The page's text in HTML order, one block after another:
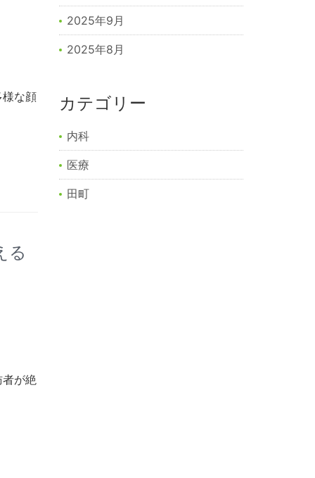
な顔
る
が絶
2025年9月
2025年8月
カテゴリー
内科
医療
田町